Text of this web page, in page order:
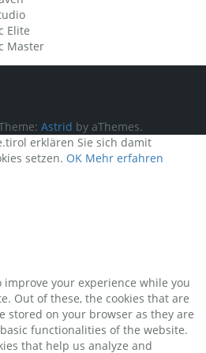
Elite
Master
Astrid by aThemes.
erklären Sie sich damit
setzen. OK Mehr erfahren
improve your experience while you
Out of these, the cookies that are
stored on your browser as they are
functionalities of the website.
that help us analyze and